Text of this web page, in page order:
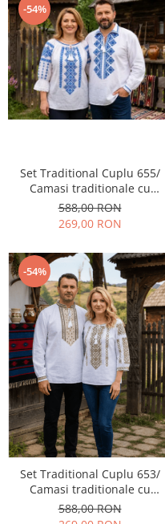
-54%
Set Traditional Cuplu 655/
Camasi traditionale cu
broderie
588,00 RON
269,00 RON
-54%
Set Traditional Cuplu 653/
Camasi traditionale cu
broderie
588,00 RON